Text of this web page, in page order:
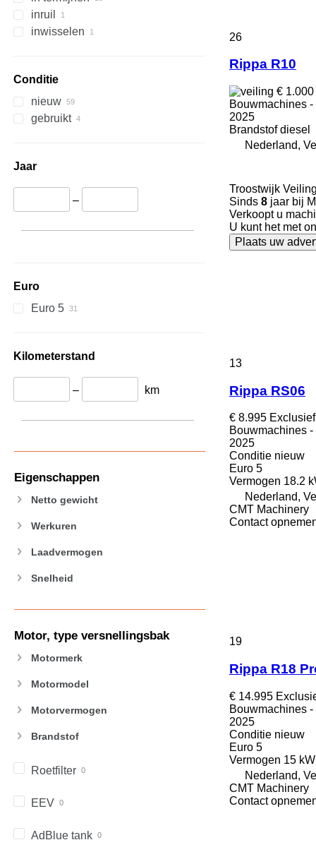
329
330
345
349
350
420
424
589
907
908
914
926
928
938
963
966
973
980
988
992
C-series
CS
JZ
NXT
VMT
Vibromax
inruil
inwisselen
Conditie
nieuw
gebruikt
Jaar
–
Euro
Euro 5
Kilometerstand
– km
Eigenschappen
Netto gewicht
Werkuren
Laadvermogen
Snelheid
Motor, type versnellingsbak
Motormerk
Motormodel
Motorvermogen
Brandstof
Roetfilter
EEV
AdBlue tank
26
Rippa R10
€ 1.000
Bouwmachines
2025
Brandstof diesel
Nederland,
Troostwijk
Sinds 8 jaar bij
Verkoopt u
U kunt het met
Plaats uw
13
Rippa RS06
€ 8.995
Bouwmachines
2025
Conditie nieuw
Euro 5
Vermogen 18.2
Nederland,
CMT Machinery
Contact
19
Rippa R18
€ 14.995
Bouwmachines
2025
Conditie nieuw
Euro 5
Vermogen 15
Nederland,
CMT Machinery
Contact